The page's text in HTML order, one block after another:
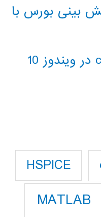
بینی بورس با
HSPICE
MATLAB